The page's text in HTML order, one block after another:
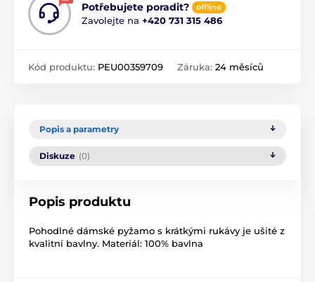
Potřebujete poradit? offline
Zavolejte na +420 731 315 486
Kód produktu: PEU00359709 Záruka: 24 měsíců
Popis a parametry
Diskuze (0)
Popis produktu
Pohodlné dámské pyžamo s krátkými rukávy je ušité z
kvalitní bavlny. Materiál: 100% bavlna